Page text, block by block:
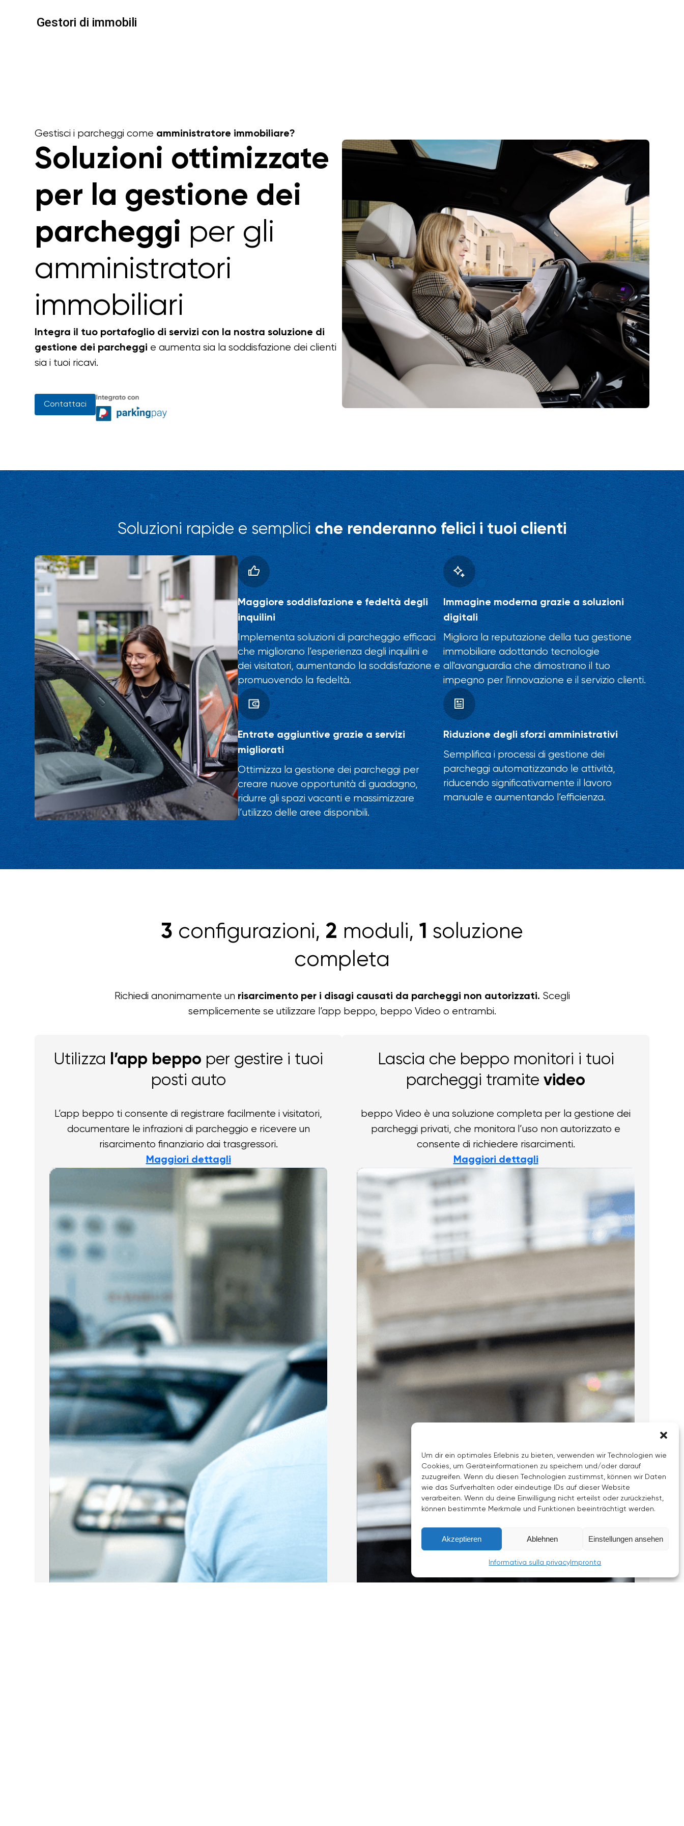
Um dir ein optimales Erlebnis zu bieten, verwenden wir Technologien wie
Cookies, um Geräteinformationen zu speichern und/oder darauf
zuzugreifen. Wenn du diesen Technologien zustimmst, können wir Daten
wie das Surfverhalten oder eindeutige IDs auf dieser Website
verarbeiten. Wenn du deine Einwilligung nicht erteilst oder zurückziehst,
können bestimmte Merkmale und Funktionen beeinträchtigt werden.
Akzeptieren Ablehnen Einstellungen ansehen
Informativa sulla privacy Impronta
Gestori di immobili
Gestisci i parcheggi come amministratore immobiliare?
Soluzioni ottimizzate
per la gestione dei
parcheggi per gli
amministratori
immobiliari
Integra il tuo portafoglio di servizi con la nostra soluzione di
gestione dei parcheggi e aumenta sia la soddisfazione dei clienti
sia i tuoi ricavi.
Contattaci
Soluzioni rapide e sempliciche renderanno felici i tuoi clienti
Maggiore soddisfazione e fedeltà degli
inquilini
Implementa soluzioni di parcheggio efficaci
che migliorano l’esperienza degli inquilini e
dei visitatori, aumentando la soddisfazione e
promuovendo la fedeltà.
Immagine moderna grazie a soluzioni
digitali
Migliora la reputazione della tua gestione
immobiliare adottando tecnologie
all'avanguardia che dimostrano il tuo
impegno per l'innovazione e il servizio clienti.
Entrate aggiuntive grazie a servizi
migliorati
Ottimizza la gestione dei parcheggi per
creare nuove opportunità di guadagno,
ridurre gli spazi vacanti e massimizzare
l’utilizzo delle aree disponibili.
Riduzione degli sforzi amministrativi
Semplifica i processi di gestione dei
parcheggi automatizzando le attività,
riducendo significativamente il lavoro
manuale e aumentando l’efficienza.
3 configurazioni, 2 moduli, 1 soluzione
completa
Richiedi anonimamente un risarcimento per i disagi causati da parcheggi non autorizzati. Scegli
semplicemente se utilizzare l’app beppo, beppo Video o entrambi.
Utilizza l’app beppo per gestire i tuoi
posti auto
L’app beppo ti consente di registrare facilmente i visitatori,
documentare le infrazioni di parcheggio e ricevere un
risarcimento finanziario dai trasgressori.
Maggiori dettagli
Lascia che beppo monitori i tuoi
parcheggi tramite video
beppo Video è una soluzione completa per la gestione dei
parcheggi privati, che monitora l’uso non autorizzato e
consente di richiedere risarcimenti.
Maggiori dettagli